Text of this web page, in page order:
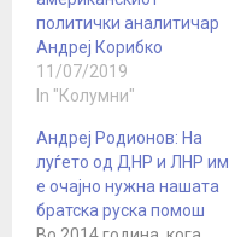
политички аналитичар
Андреј Корибко
11/07/2019
In "Колумни"
Андреј Родионов: На
луѓето од ДНР и ЛНР им
е очајно нужна нашата
братска руска помош